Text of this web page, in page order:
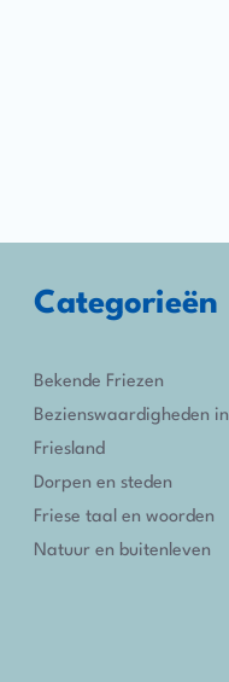
Categorieën
Bekende Friezen
Bezienswaardigheden in
Friesland
Dorpen en steden
Friese taal en woorden
Natuur en buitenleven